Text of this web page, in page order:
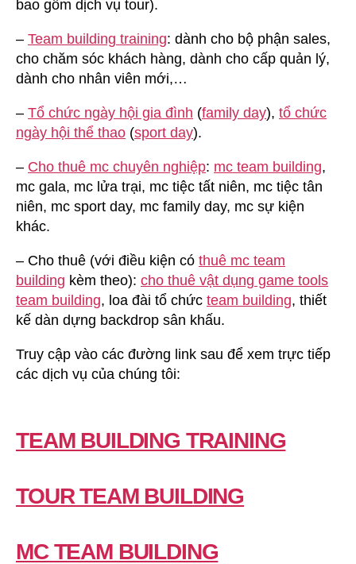
bao gồm dịch vụ tour).
– Team building training: dành cho bộ phận sales,
cho chăm sóc khách hàng, dành cho cấp quản lý,
dành cho nhân viên mới,…
– Tổ chức ngày hội gia đình (family day), tổ chức
ngày hội thể thao (sport day).
– Cho thuê mc chuyên nghiệp: mc team building,
mc gala, mc lửa trại, mc tiệc tất niên, mc tiệc tân
niên, mc sport day, mc family day, mc sự kiện
khác.
– Cho thuê (với điều kiện có thuê mc team
building kèm theo): cho thuê vật dụng game tools
team building, loa đài tổ chức team building, thiết
kế dàn dựng backdrop sân khấu.
Truy cập vào các đường link sau để xem trực tiếp
các dịch vụ của chúng tôi:
TEAM BUILDING TRAINING
TOUR TEAM BUILDING
MC TEAM BUILDING